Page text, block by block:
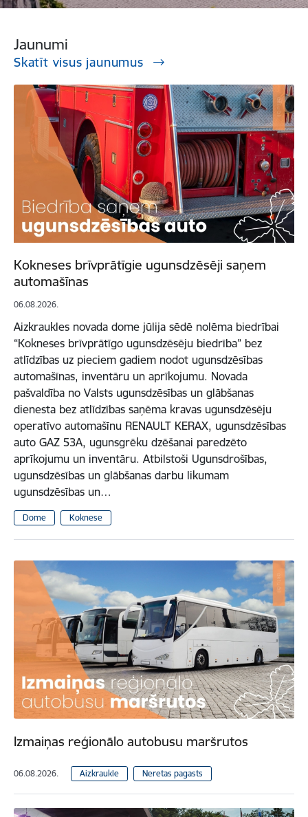
Jaunumi
Skatīt visus jaunumus
Kokneses brīvprātīgie ugunsdzēsēji saņem
automašīnas
06.08.2026.
Aizkraukles novada dome jūlija sēdē nolēma biedrībai
“Kokneses brīvprātīgo ugunsdzēsēju biedrība” bez
atlīdzības uz pieciem gadiem nodot ugunsdzēsības
automašīnas, inventāru un aprīkojumu. Novada
pašvaldība no Valsts ugunsdzēsības un glābšanas
dienesta bez atlīdzības saņēma kravas ugunsdzēsēju
operatīvo automašīnu RENAULT KERAX, ugunsdzēsības
auto GAZ 53A, ugunsgrēku dzēšanai paredzēto
aprīkojumu un inventāru. Atbilstoši Ugunsdrošības,
ugunsdzēsības un glābšanas darbu likumam
ugunsdzēsības un…
Dome Koknese
Izmaiņas reģionālo autobusu maršrutos
06.08.2026. Aizkraukle Neretas pagasts